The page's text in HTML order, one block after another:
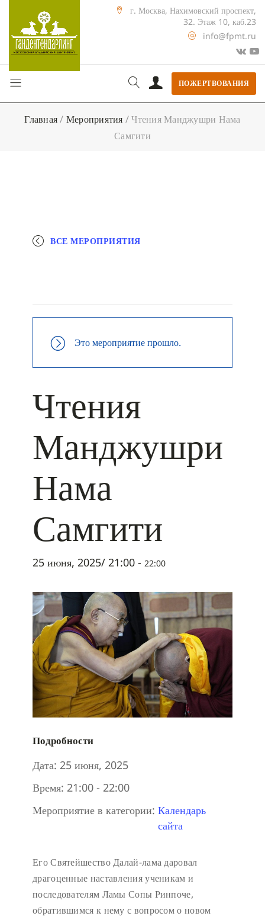
г. Москва, Нахимовский проспект,
32. Этаж 10, каб.23
info@fpmt.ru
ПОЖЕРТВОВАНИЯ
Главная/ Мероприятия /Чтения Манджушри Нама
Самгити
ВСЕ МЕРОПРИЯТИЯ
Это мероприятие прошло.
Чтения
Манджушри
Нама
Самгити
25 июня, 2025/ 21:00 - 22:00
Подробности
Дата: 25 июня, 2025
Время: 21:00 - 22:00
Мероприятие в категории: Календарь
сайта
Его Святейшество Далай-лама даровал
драгоценные наставления ученикам и
последователям Ламы Сопы Ринпоче,
обратившимся к нему с вопросом о новом